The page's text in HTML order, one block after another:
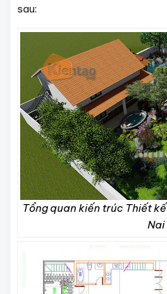
sau:
Tổng quan kiến trúc Thiết
Nai